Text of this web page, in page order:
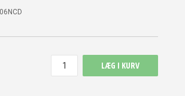
LÆG I KURV